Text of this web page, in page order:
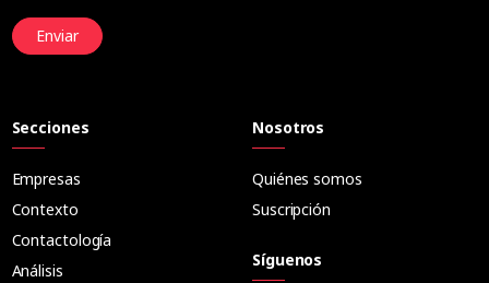
Enviar
Secciones
Empresas
Contexto
Contactología
Análisis
Nosotros
Quiénes somos
Suscripción
Síguenos